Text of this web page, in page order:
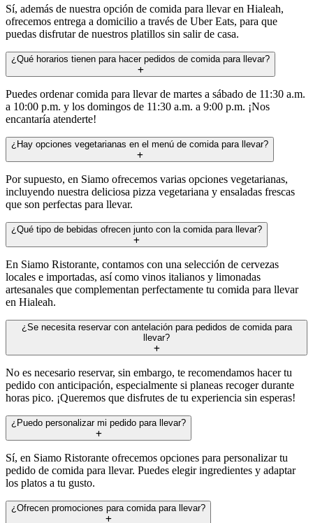
Sí, además de nuestra opción de comida para llevar en Hialeah,
ofrecemos entrega a domicilio a través de Uber Eats, para que
puedas disfrutar de nuestros platillos sin salir de casa.
¿Qué horarios tienen para hacer pedidos de comida para llevar?
Puedes ordenar comida para llevar de martes a sábado de 11:30 a.m.
a 10:00 p.m. y los domingos de 11:30 a.m. a 9:00 p.m. ¡Nos
encantaría atenderte!
¿Hay opciones vegetarianas en el menú de comida para llevar?
Por supuesto, en Siamo ofrecemos varias opciones vegetarianas,
incluyendo nuestra deliciosa pizza vegetariana y ensaladas frescas
que son perfectas para llevar.
¿Qué tipo de bebidas ofrecen junto con la comida para llevar?
En Siamo Ristorante, contamos con una selección de cervezas
locales e importadas, así como vinos italianos y limonadas
artesanales que complementan perfectamente tu comida para llevar
en Hialeah.
¿Se necesita reservar con antelación para pedidos de comida para
llevar?
No es necesario reservar, sin embargo, te recomendamos hacer tu
pedido con anticipación, especialmente si planeas recoger durante
horas pico. ¡Queremos que disfrutes de tu experiencia sin esperas!
¿Puedo personalizar mi pedido para llevar?
Sí, en Siamo Ristorante ofrecemos opciones para personalizar tu
pedido de comida para llevar. Puedes elegir ingredientes y adaptar
los platos a tu gusto.
¿Ofrecen promociones para comida para llevar?